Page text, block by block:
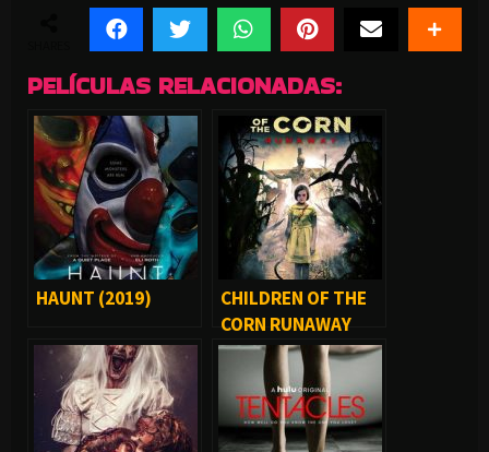
PELÍCULAS RELACIONADAS:
HAUNT (2019)
CHILDREN OF THE
CORN RUNAWAY
(2018)